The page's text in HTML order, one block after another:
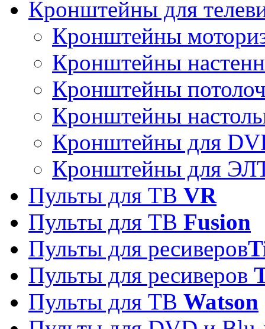
Кронштейны для
Кронштейны
Кронштейны
Кронштейны
Кронштейны
Кронштейны для
Кронштейны для
Пульты для ТВ VR
Пульты для ТВ Fusion
Пульты для ресиверов
Пульты для ресиверов
Пульты для ТВ Watson